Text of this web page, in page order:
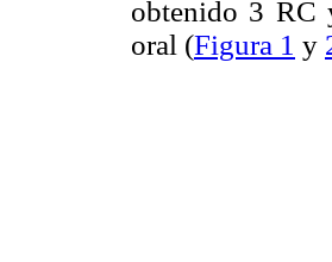
obtenido 3 RC
oral (Figura 1 y